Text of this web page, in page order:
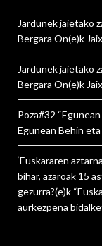
Jardunek jaietako
Bergara On(e)k
Jardunek jaietako
Bergara On(e)k
Poza#32
Egunean Behin eta
‘Euskararen
bihar, azaroak 15
gezurra?(e)k
aurkezpena